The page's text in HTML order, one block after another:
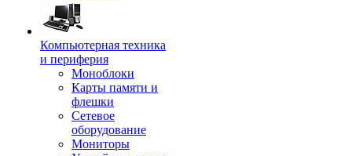
Компьютерная техника
и периферия
Моноблоки
Карты памяти и
флешки
Сетевое
оборудование
Мониторы